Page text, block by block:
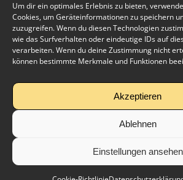
Um dir ein optimales Erlebnis zu bieten,
Cookies, um Geräteinformationen zu speichern
zuzugreifen. Wenn du diesen Technologien
wie das Surfverhalten oder eindeutige IDs auf
verarbeiten. Wenn du deine Zustimmung nicht
können bestimmte Merkmale und Funktionen
Akzeptieren
Ablehnen
Einstellungen ansehen
AGB
Cookie-Richtlinie (EU)
Mo – Do 09.00 – 22.00 Uhr
Fr 09.00 – 21.00 Uhr
Sa, So 10.00 – 17.00 Uhr
Bitte beachtet die geänderten
© Copyright 2012 - 2026| Asia Sporting Club